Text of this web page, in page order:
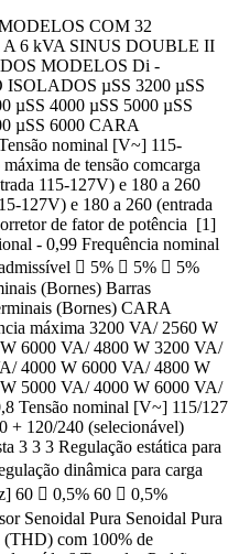
COM 32
6 kVA SINUS DOUBLE II
MODELOS Di -
µSS 3200 µSS
µSS 4000 µSS 5000 µSS
µSS 6000 CARA
nominal [V~] 115-
de tensão comcarga
115-127V) e 180 a 260
127V) e 180 a 260 (entrada
de fator de potência [1]
- 0,99 Frequência nominal
 5%  5%  5%
(Bornes) Barras
(Bornes) CARA
máxima 3200 VA/ 2560 W
6000 VA/ 4800 W 3200 VA/
4000 W 6000 VA/ 4800 W
5000 VA/ 4000 W 6000 VA/
Tensão nominal [V~] 115/127
+ 120/240 (selecionável)
3 3 3 Regulação estática para
dinâmica para carga
60  0,5% 60  0,5%
Senoidal Pura Senoidal Pura
(THD) com 100% de